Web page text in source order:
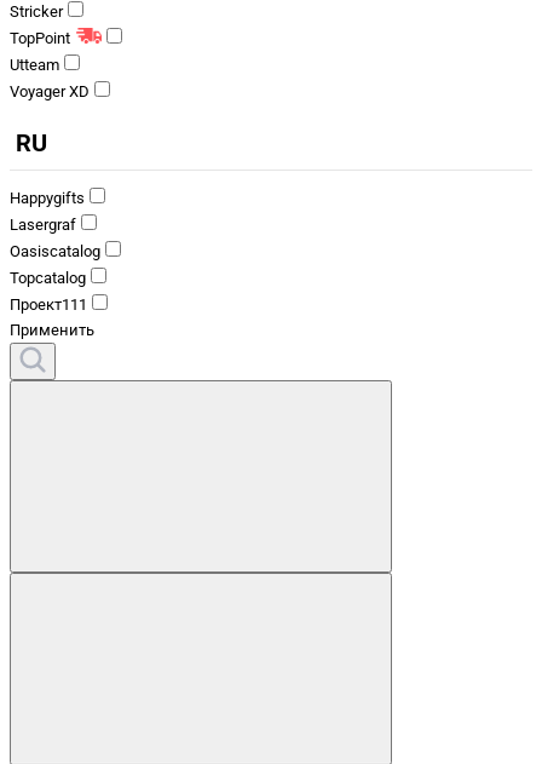
Stricker
TopPoint
Utteam
Voyager XD
RU
Happygifts
Lasergraf
Oasiscatalog
Topcatalog
Проект111
Применить